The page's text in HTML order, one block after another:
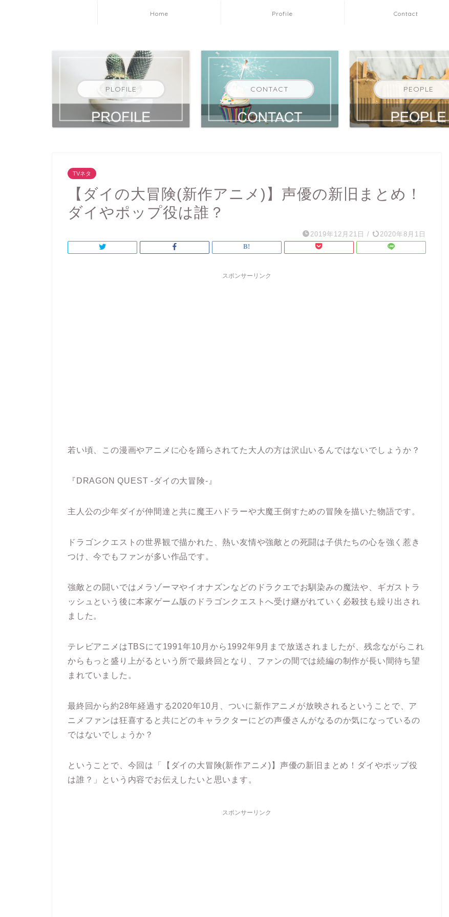
Home Profile Contact
PLOFILE CONTACT PEOPLE
TVネタ
【ダイの大冒険(新作アニメ)】声優の新旧まとめ！
ダイやポップ役は誰？
2019年12月21日 / 2020年8月1日
スポンサーリンク
若い頃、この漫画やアニメに心を踊らされてた大人の方は沢山いるんではないでしょうか？
『DRAGON QUEST -ダイの大冒険-』
主人公の少年ダイが仲間達と共に魔王ハドラーや大魔王倒すための冒険を描いた物語です。
ドラゴンクエストの世界観で描かれた、熱い友情や強敵との死闘は子供たちの心を強く惹き
つけ、今でもファンが多い作品です。
強敵との闘いではメラゾーマやイオナズンなどのドラクエでお馴染みの魔法や、ギガストラ
ッシュという後に本家ゲーム版のドラゴンクエストへ受け継がれていく必殺技も繰り出され
ました。
テレビアニメはTBSにて1991年10月から1992年9月まで放送されましたが、残念ながらこれ
からもっと盛り上がるという所で最終回となり、ファンの間では続編の制作が長い間待ち望
まれていました。
最終回から約28年経過する2020年10月、ついに新作アニメが放映されるということで、ア
ニメファンは狂喜すると共にどのキャラクターにどの声優さんがなるのか気になっているの
ではないでしょうか？
ということで、今回は「【ダイの大冒険(新作アニメ)】声優の新旧まとめ！ダイやポップ役
は誰？」という内容でお伝えしたいと思います。
スポンサーリンク